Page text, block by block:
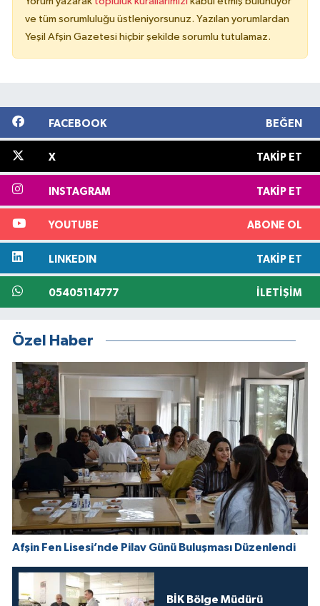
ve tüm sorumluluğu üstleniyorsunuz. Yazılan yorumlardan
Yeşil Afşin Gazetesi hiçbir şekilde sorumlu tutulamaz.
FACEBOOK BEĞEN
X TAKIP ET
INSTAGRAM TAKIP ET
YOUTUBE ABONE OL
LINKEDIN TAKIP ET
05405114777 İLETIŞIM
Özel Haber
Afşin Fen Lisesi’nde Pilav Günü Buluşması Düzenlendi
BİK Bölge Müdürü